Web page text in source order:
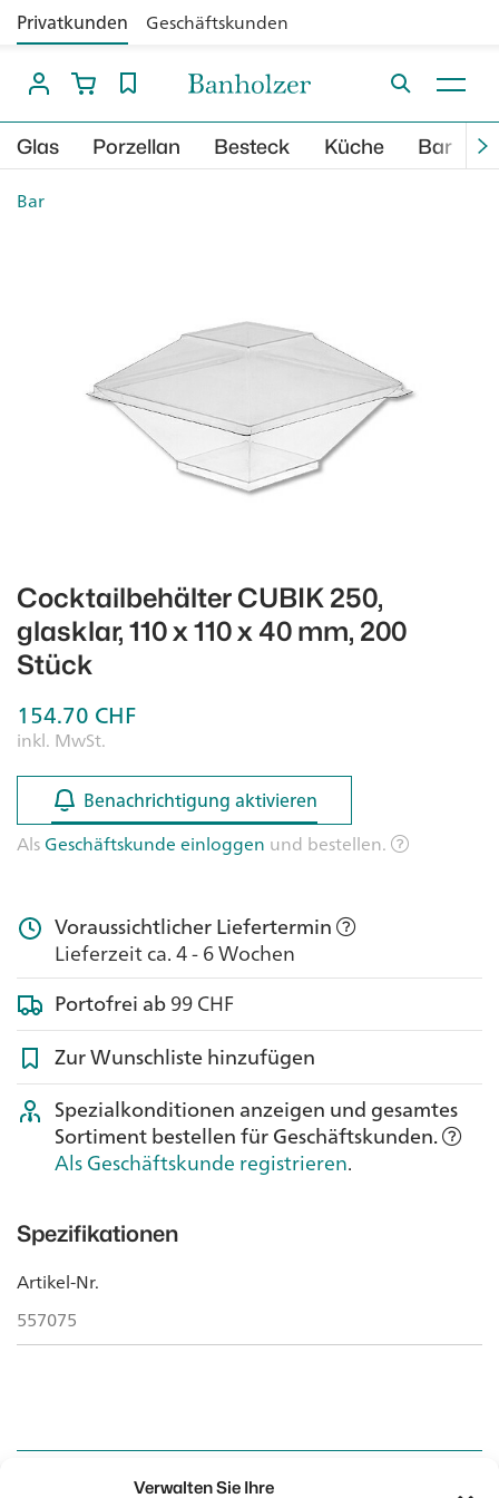
Verwalten Sie Ihre
Privatkunden Geschäftskunden
Glas Porzellan Besteck Küche Bar
Bar
Cocktailbehälter CUBIK 250,
glasklar, 110 x 110 x 40 mm, 200
Stück
154.70 CHF
inkl. MwSt.
Benachrichtigung aktivieren
Benachrichtigung aktivieren
AlsGeschäftskunde einloggen und bestellen.
Voraussichtlicher Liefertermin
Lieferzeit ca. 4 - 6 Wochen
Portofrei ab99 CHF
Zur Wunschliste hinzufügen
Spezialkonditionen anzeigen und gesamtes
Sortiment bestellen für Geschäftskunden.
Als Geschäftskunde registrieren.
Spezifikationen
Artikel-Nr.
557075